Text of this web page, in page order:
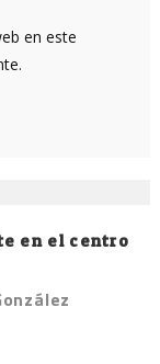
en este
en el centro